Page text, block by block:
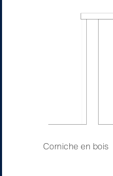
Corniche en bois